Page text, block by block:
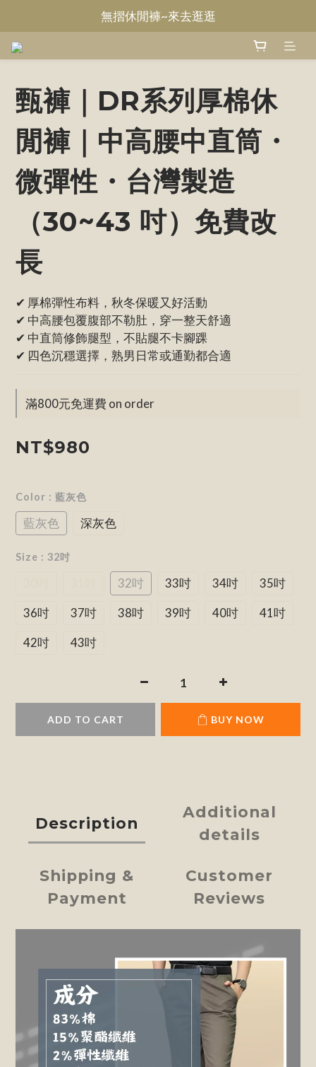
Welcome~甄褲
無摺休閒褲~來去逛逛
甄褲｜DR系列厚棉休
閒褲｜中高腰中直筒・
微彈性・台灣製造
（30~43 吋）免費改
長
✔ 厚棉彈性布料，秋冬保暖又好活動
✔ 中高腰包覆腹部不勒肚，穿一整天舒適
✔ 中直筒修飾腿型，不貼腿不卡腳踝
✔ 四色沉穩選擇，熟男日常或通勤都合適
滿800元免運費 on order
NT$980
Color : 藍灰色
藍灰色 深灰色
Size : 32吋
32吋 33吋 34吋
35吋
36吋
37吋 38吋 39吋 40吋
41吋
42吋
43吋
ADD TO CART BUY NOW
Description
Additional
details
Shipping &
Payment
Customer
Reviews